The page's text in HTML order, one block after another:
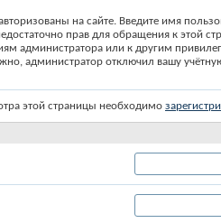
на сайте. Введите имя
прав для обращения к этой
администратора или к другим
администратор отключил вашу
этой страницы необходимо